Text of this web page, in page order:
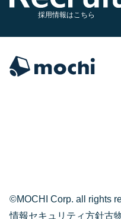
採用情報はこちら
©MOCHI Corp. all rights
情報セキュリティ方針古